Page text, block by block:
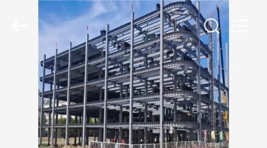
MAISON
PRODUITS
VIDÉOS